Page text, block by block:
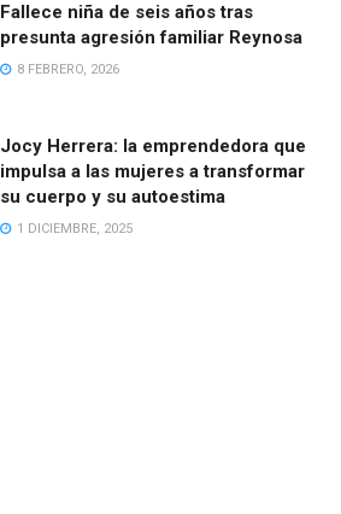
Fallece niña de seis años tras
presunta agresión familiar Reynosa
8 FEBRERO, 2026
Jocy Herrera: la emprendedora que
impulsa a las mujeres a transformar
su cuerpo y su autoestima
1 DICIEMBRE, 2025